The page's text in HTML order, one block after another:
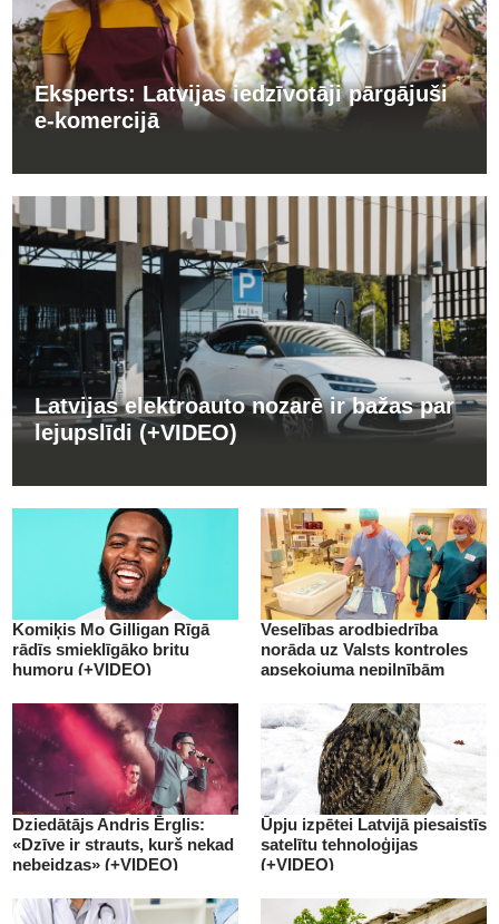
Eksperts: Latvijas iedzīvotāji pārgājuši
e-komercijā
Latvijas elektroauto nozarē ir bažas par
lejupslīdi (+VIDEO)
Komiķis Mo Gilligan Rīgā
rādīs smieklīgāko britu
humoru (+VIDEO)
Veselības arodbiedrība
norāda uz Valsts kontroles
apsekojuma nepilnībām
Dziedātājs Andris Ērglis:
«Dzīve ir strauts, kurš nekad
nebeidzas» (+VIDEO)
Ūpju izpētei Latvijā piesaistīs
satelītu tehnoloģijas
(+VIDEO)